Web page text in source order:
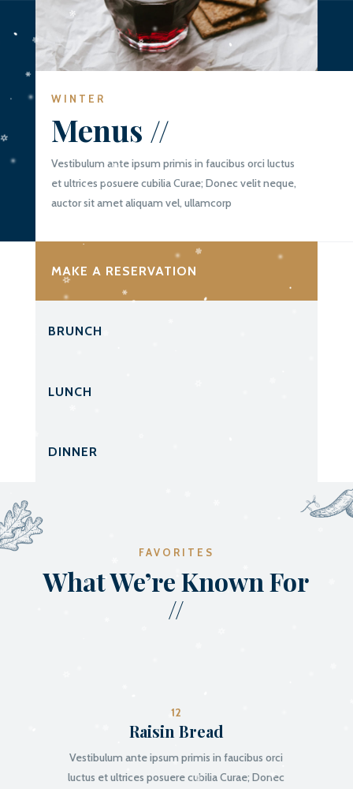
WINTER
Menus //
Vestibulum ante ipsum primis in faucibus orci luctus
et ultrices posuere cubilia Curae; Donec velit neque,
auctor sit amet aliquam vel, ullamcorp
MAKE A RESERVATION
BRUNCH
LUNCH
DINNER
FAVORITES
What We’re Known For
//
12
Raisin Bread
Vestibulum ante ipsum primis in faucibus orci
luctus et ultrices posuere cubilia Curae; Donec